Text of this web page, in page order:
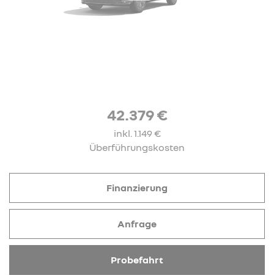
42.379 €
inkl. 1.149 €
Überführungskosten
Finanzierung
Anfrage
Probefahrt